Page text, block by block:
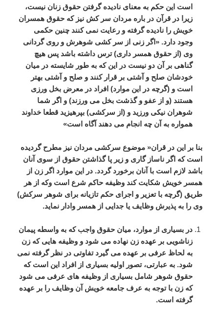
است این حکم به معنای نادیده گرفتن حقوق زنان نیست،
زیرا
در قرآن در باره مردان سر کش نیز که حقوق همسران
خویش را نادیده گرفته و رعایت نمی کنند چنین حکمی
وجود دارد. «اگر زنی از سر کشی شوهرش و روی گردانی
وی ( از حقوق همسر داری)ترس داشته باشد پس هیچ
گناهی بر آن دو نیست در این که به طور شایسته در میان
خودشان صلح و آشتی بر قرار کنند و صلح و آشتی بهتر
است و (گرچه در این موارد) افراد در معرض بخل ورزی
هستند (و از عفو و گذشت بخل می ورزند)و اگر شما
شوهران نیکی ورزید و ( از سرکشی)بپرهیزید قطعا خداوند
همواره به آن چه انجام می دهند آگاه است»
بنا بر این در قران«موضوع سرکشی مردان نیز مطرح گردیده
است که اگر ناساز گاری و زیر پا گذاشتن حقوق از سوی آنان
باشد لازم است با آنان برخورد گردد.در این موارد اگر زن از
همسر خویش شکایت کند وظیفه حاکم شرع است وکه از هر
طریق (گرچه با تعزیر و اجرای حکم تازیانه برای شوهر سرکش)
وی را به پذیرش وظایف یا جدایی از همسر وادار نماید.
در بسیاری از موارد، میان حقوق واجب که به واسطه پیمان
زناشویی بر عهده زن نهاده می شود و وظیفه هایی که زن
به لحاظ عرفی بر عهده می گیرد تفاوتی در نظر گرفته نمی
شود.به عبارتی، تصور اولیه بسیاری از افراد این است که
حقوق شوهر شامل بسیاری از وظیفه های عرفی می شود
که زن با توجه به عرف جامعه خویش آن وظایف را بر عهده
گرفته است.